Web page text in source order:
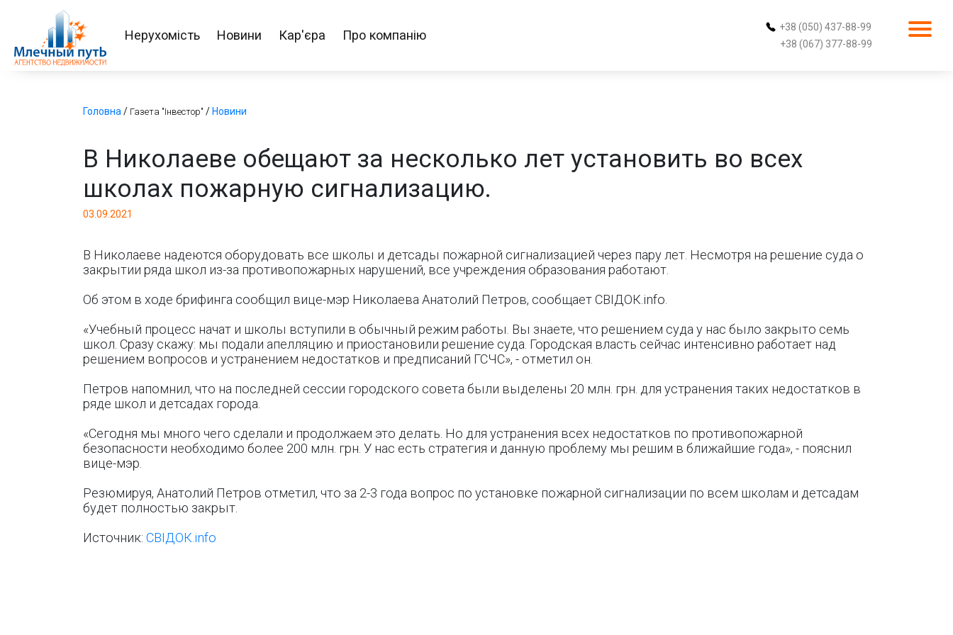
Нерухомість Новини Кар'єра Про компанію
+38 (050) 437-88-99
+38 (067) 377-88-99
Головна / Газета "Інвестор" / Новини
В Николаеве обещают за несколько лет установить во всех
школах пожарную сигнализацию.
03.09.2021
В Николаеве надеются оборудовать все школы и детсады пожарной сигнализацией через пару лет. Несмотря на решение суда о
закрытии ряда школ из-за противопожарных нарушений, все учреждения образования работают.
Об этом в ходе брифинга сообщил вице-мэр Николаева Анатолий Петров, сообщает СВІДОК.info.
«Учебный процесс начат и школы вступили в обычный режим работы. Вы знаете, что решением суда у нас было закрыто семь
школ. Сразу скажу: мы подали апелляцию и приостановили решение суда. Городская власть сейчас интенсивно работает над
решением вопросов и устранением недостатков и предписаний ГСЧС», - отметил он.
Петров напомнил, что на последней сессии городского совета были выделены 20 млн. грн. для устранения таких недостатков в
ряде школ и детсадах города.
«Сегодня мы много чего сделали и продолжаем это делать. Но для устранения всех недостатков по противопожарной
безопасности необходимо более 200 млн. грн. У нас есть стратегия и данную проблему мы решим в ближайшие года», - пояснил
вице-мэр.
Резюмируя, Анатолий Петров отметил, что за 2-3 года вопрос по установке пожарной сигнализации по всем школам и детсадам
будет полностью закрыт.
Источник: СВІДОК.info